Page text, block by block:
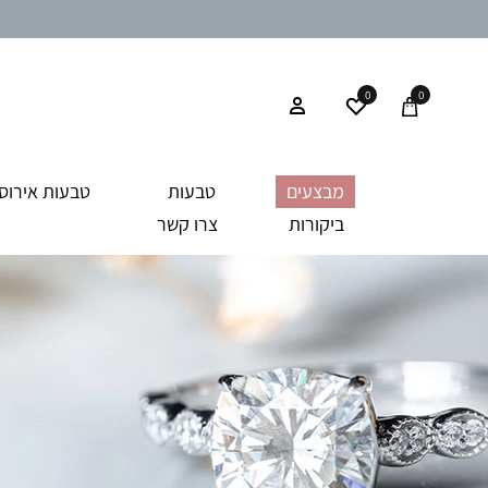
0
0
מבצעים טבעות טבעות
ביקורות
צרו קשר